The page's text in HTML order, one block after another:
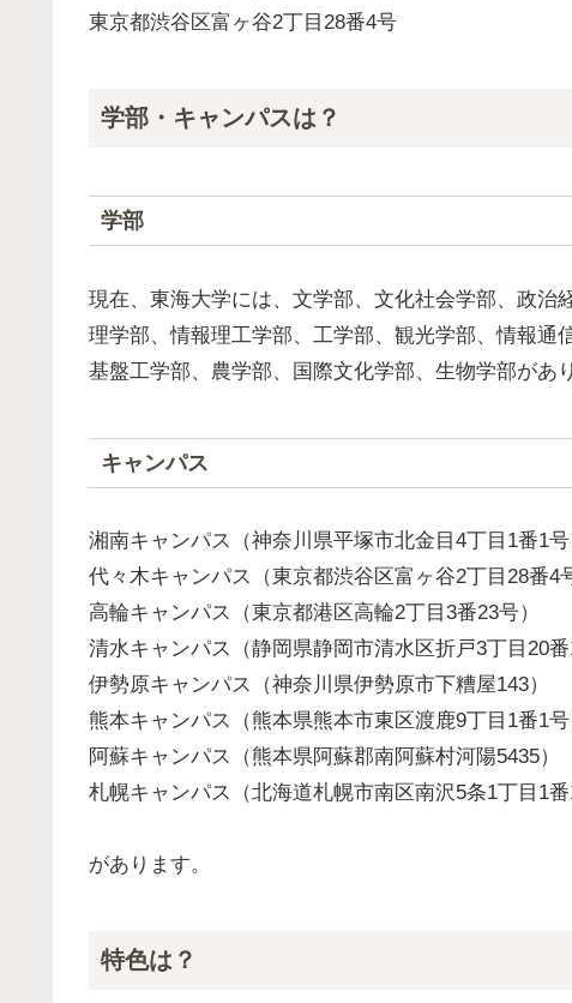
東京都渋谷区富ヶ谷2丁目28番4号
学部・キャンパスは？
学部
現在、東海大学には、文学部、文化社会学部、政治
理学部、情報理工学部、工学部、観光学部、情報通
基盤工学部、農学部、国際文化学部、生物学部があ
キャンパス
湘南キャンパス（神奈川県平塚市北金目4丁目1番1号
代々木キャンパス（東京都渋谷区富ヶ谷2丁目28番4
高輪キャンパス（東京都港区高輪2丁目3番23号）
清水キャンパス（静岡県静岡市清水区折戸3丁目20番
伊勢原キャンパス（神奈川県伊勢原市下糟屋143）
熊本キャンパス（熊本県熊本市東区渡鹿9丁目1番1号
阿蘇キャンパス（熊本県阿蘇郡南阿蘇村河陽5435）
札幌キャンパス（北海道札幌市南区南沢5条1丁目1番
があります。
特色は？